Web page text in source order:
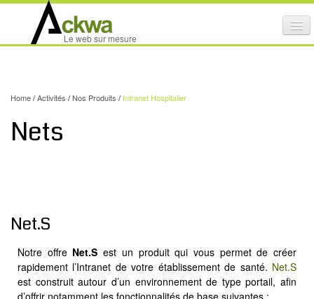
le
Le web sur mesure
PORTFOLIO
RÉFÉRENCES
PARTENAIRES
Home/Activités /Nos Produits / Intranet Hospitalier
Nets
Net.S
Notre offre Net.S est un produit qui vous permet de créer
rapidement l’Intranet de votre établissement de santé. Net.S
est construit autour d’un environnement de type portail, afin
d’offrir notamment les fonctionnalités de base suivantes :